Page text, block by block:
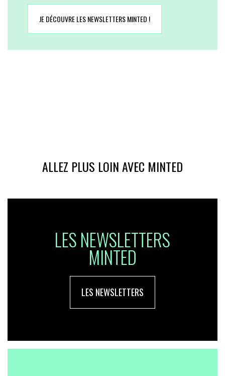
JE DÉCOUVRE LES NEWSLETTERS MINTED !
ALLEZ PLUS LOIN AVEC MINTED
LES NEWSLETTERS
MINTED
LES NEWSLETTERS